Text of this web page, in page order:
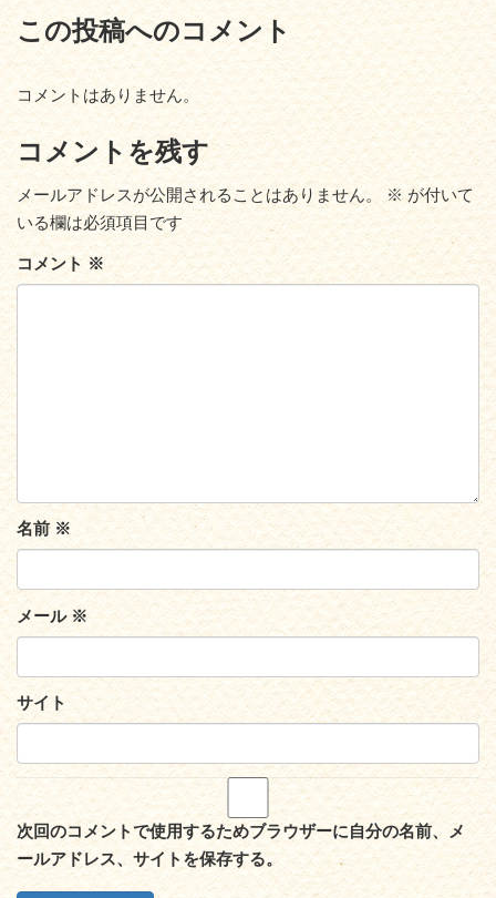
この投稿へのコメント
コメントはありません。
コメントを残す
メールアドレスが公開されることはありません。 ※ が付いて
いる欄は必須項目です
コメント ※
名前 ※
メール ※
サイト
次回のコメントで使用するためブラウザーに自分の名前、メ
ールアドレス、サイトを保存する。